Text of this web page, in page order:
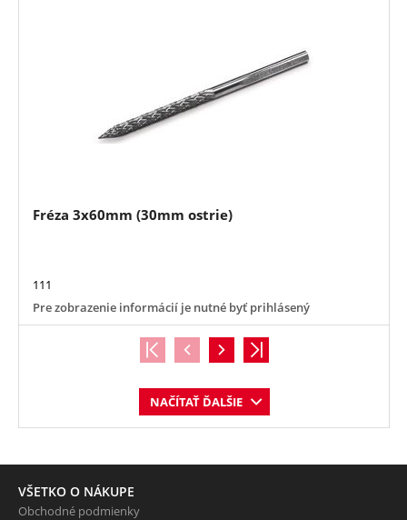
Fréza 3x60mm (30mm ostrie)
111
Pre zobrazenie informácií je nutné byť prihlásený
NAČÍTAŤ ĎALŠIE
VŠETKO O NÁKUPE
Obchodné podmienky